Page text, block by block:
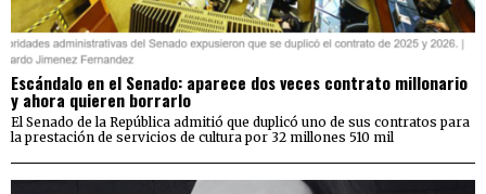
Escándalo en el Senado: aparece dos veces contrato millonario
y ahora quieren borrarlo
El Senado de la República admitió que duplicó uno de sus contratos para
la prestación de servicios de cultura por 32 millones 510 mil